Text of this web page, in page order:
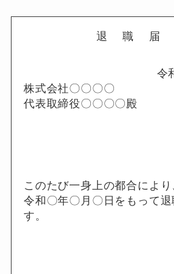
退職届
令
株式会社〇〇〇〇
代表取締役〇〇〇〇殿
このたび一身上の都合により
令和〇年〇月〇日をもって退
す。